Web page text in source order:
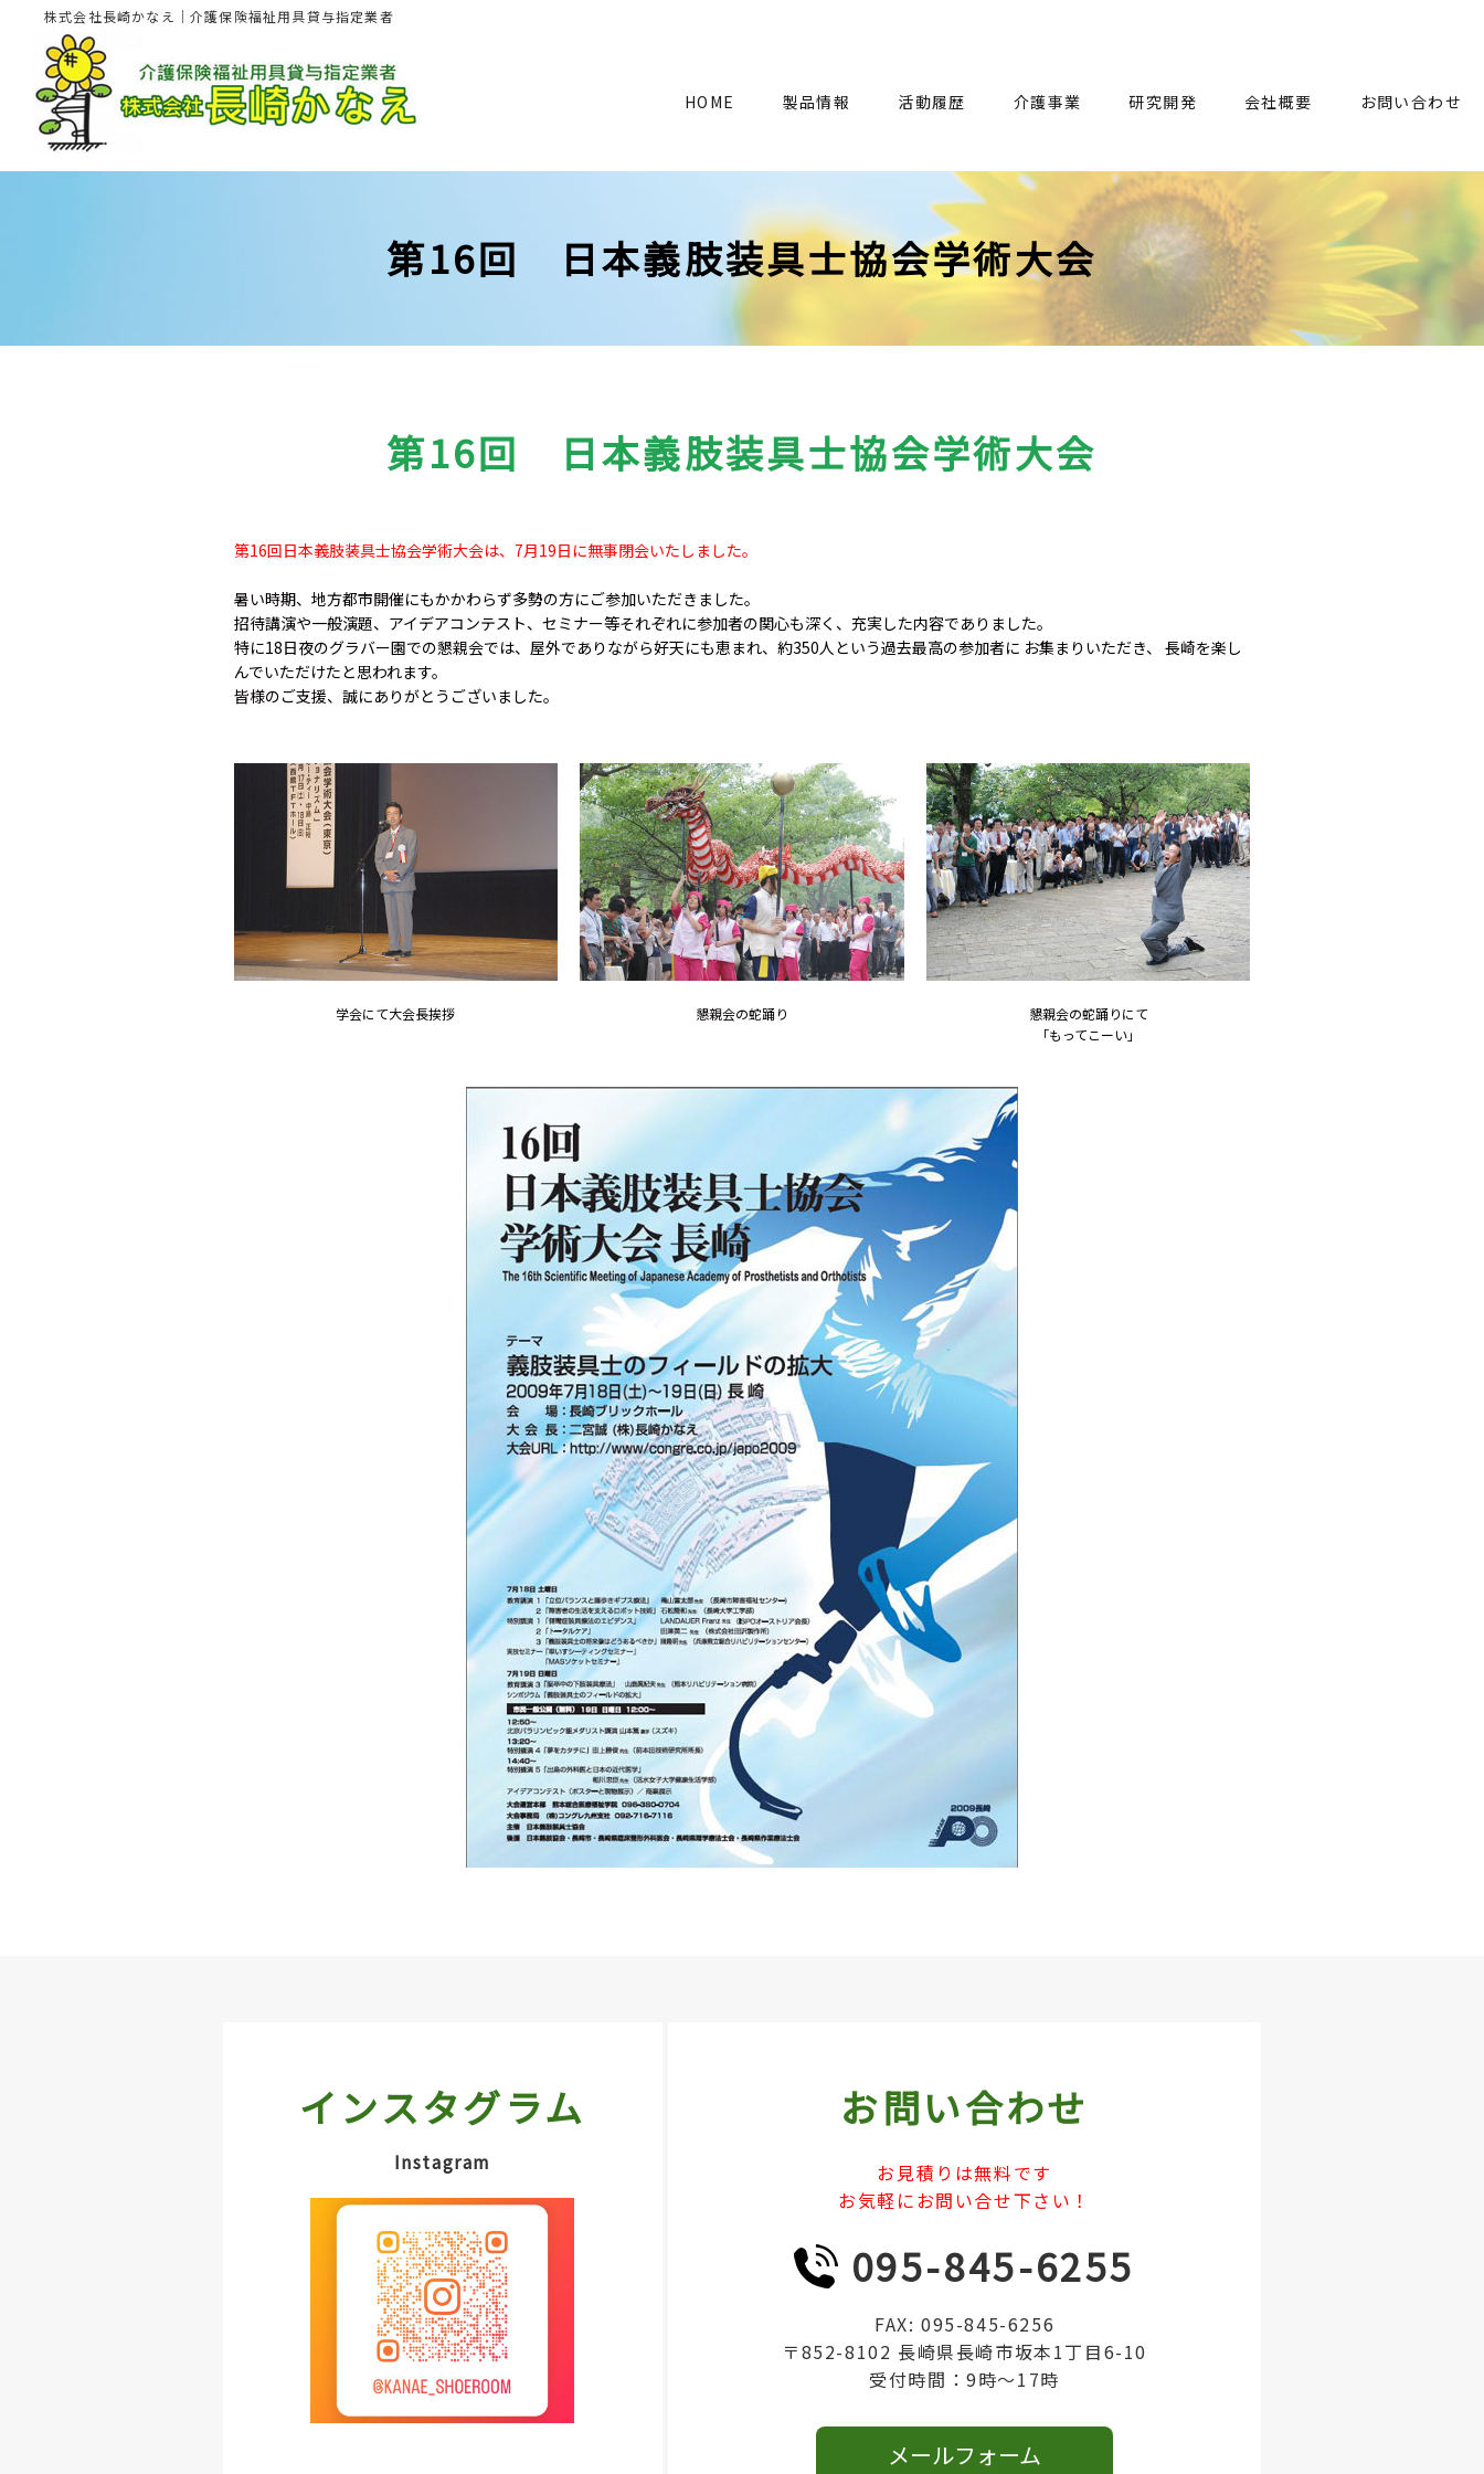
株式会社長崎かなえ｜介護保険福祉用具貸与指定業者
HOME 製品情報 活動履歴 介護事業 研究開発 会社概要 お問い合わせ
第16回 日本義肢装具士協会学術大会
第16回 日本義肢装具士協会学術大会
第16回日本義肢装具士協会学術大会は、7月19日に無事閉会いたしました。
暑い時期、地方都市開催にもかかわらず多勢の方にご参加いただきました。
招待講演や一般演題、アイデアコンテスト、セミナー等それぞれに参加者の関心も深く、充実した内容でありました。
特に18日夜のグラバー園での懇親会では、屋外でありながら好天にも恵まれ、約350人という過去最高の参加者に お集まりいただき、 長崎を楽し
んでいただけたと思われます。
皆様のご支援、誠にありがとうございました。
学会にて大会長挨拶 懇親会の蛇踊り
懇親会の蛇踊りにて
「もってこーい」
インスタグラム
Instagram
お問い合わせ
お見積りは無料です
お気軽にお問い合せ下さい！
095-845-6255
FAX: 095-845-6256
〒852-8102 長崎県長崎市坂本1丁目6-10
受付時間：9時～17時
メールフォーム